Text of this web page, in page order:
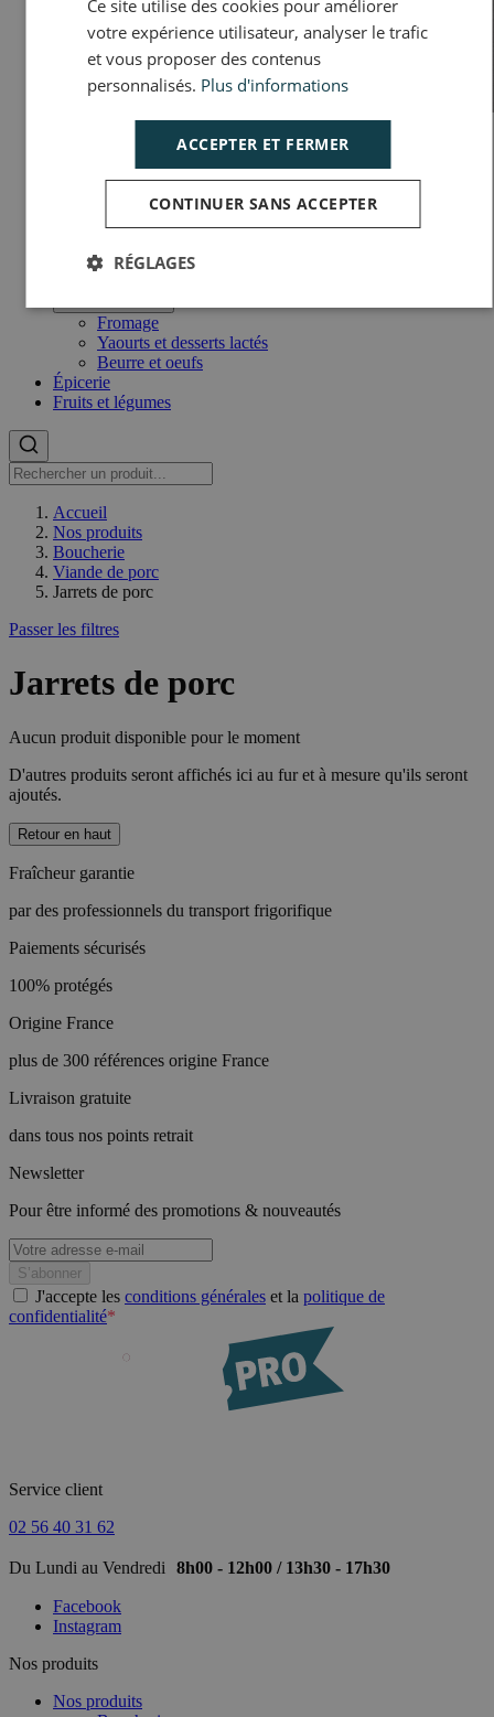
Taboulé à l'orientale 1kg500
Prix :7,15 € TTC
Voir le produit
Crèmerie
Fromage
Yaourts et desserts lactés
Beurre et oeufs
Épicerie
Fruits et légumes
Accueil
Nos produits
Boucherie
Viande de porc
Jarrets de porc
Passer les filtres
Jarrets de porc
Aucun produit disponible pour le moment
D'autres produits seront affichés ici au fur et à mesure qu'ils seront
ajoutés.
Retour en haut
Fraîcheur garantie
par des professionnels du transport frigorifique
Paiements sécurisés
100% protégés
Origine France
plus de 300 références origine France
Livraison gratuite
dans tous nos points retrait
Newsletter
Pour être informé des promotions & nouveautés
J'accepte les conditions générales et la politique de
confidentialité*
Service client
02 56 40 31 62
Du Lundi au Vendredi 8h00 - 12h00 / 13h30 - 17h30
Facebook
Instagram
Nos produits
Nos produits
Ce site utilise des cookies pour améliorer
votre expérience utilisateur, analyser le trafic
et vous proposer des contenus
personnalisés. Plus d'informations
ACCEPTER ET FERMER
CONTINUER SANS ACCEPTER
RÉGLAGES